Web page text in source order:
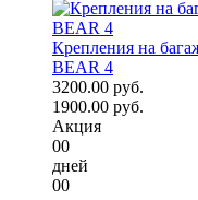
Крепления на
BEAR 4
3200.00 руб.
1900.00 руб.
Акция
00
дней
00